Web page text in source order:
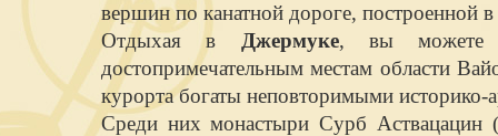
вершин по канатной дороге, построенной
Отдыхая в
Джермуке, вы можете
достопримечательным местам области
курорта богаты неповторимыми
Среди них монастыри Сурб Аствацацин